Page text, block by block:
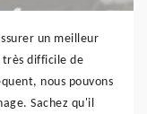
un meilleur
très difficile de
nous pouvons
Sachez qu'il